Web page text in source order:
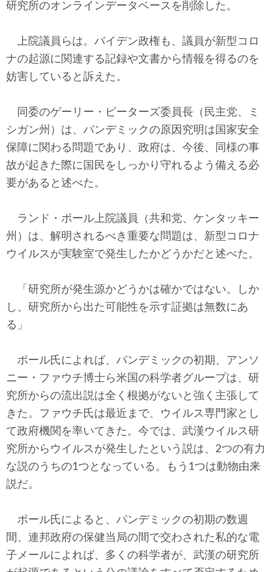
研究所のオンラインデータベースを削除した。
上院議員らは。バイデン政権も、議員が新型コロ
ナの起源に関連する記録や文書から情報を得るのを
妨害していると訴えた。
同委のゲーリー・ピーターズ委員長（民主党、ミ
シガン州）は、パンデミックの原因究明は国家安全
保障に関わる問題であり、政府は、今後、同様の事
故が起きた際に国民をしっかり守れるよう備える必
要があると述べた。
ランド・ポール上院議員（共和党、ケンタッキー
州）は、解明されるべき重要な問題は、新型コロナ
ウイルスが実験室で発生したかどうかだと述べた。
「研究所が発生源かどうかは確かではない。しか
し、研究所から出た可能性を示す証拠は無数にあ
る」
ポール氏によれば、パンデミックの初期、アンソ
ニー・ファウチ博士ら米国の科学者グループは、研
究所からの流出説は全く根拠がないと強く主張して
きた。ファウチ氏は最近まで、ウイルス専門家とし
て政府機関を率いてきた。今では、武漢ウイルス研
究所からウイルスが発生したという説は、2つの有力
な説のうちの1つとなっている。もう1つは動物由来
説だ。
ポール氏によると、パンデミックの初期の数週
間、連邦政府の保健当局の間で交わされた私的な電
子メールによれば、多くの科学者が、武漢の研究所